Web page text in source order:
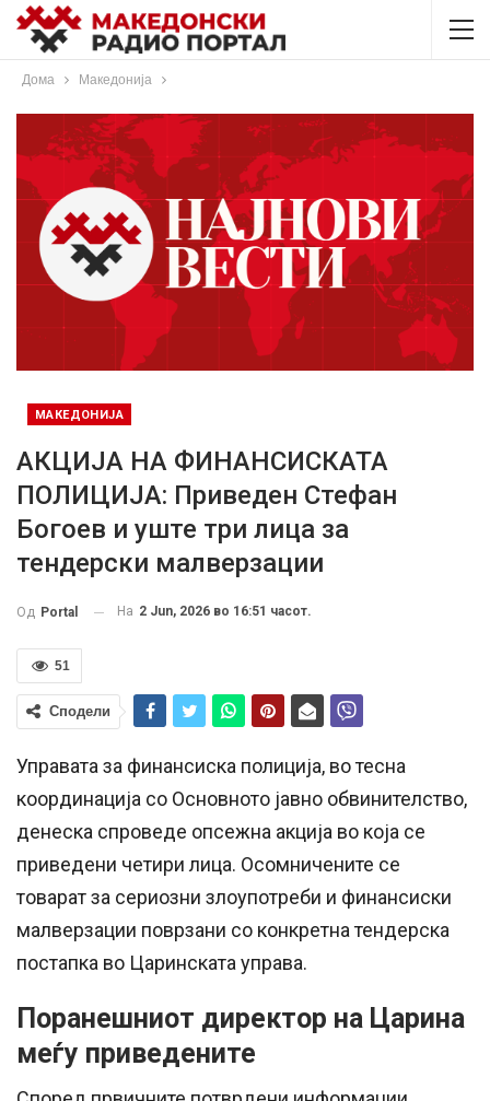
Дома Македонија
МАКЕДОНИЈА
АКЦИЈА НА ФИНАНСИСКАТА
ПОЛИЦИЈА: Приведен Стефан
Богоев и уште три лица за
тендерски малверзации
Од Portal На 2 Jun, 2026 во 16:51 часот.
51
Сподели
Управата за финансиска полиција, во тесна
координација со Основното јавно обвинителство,
денеска спроведе опсежна акција во која се
приведени четири лица. Осомничените се
товарат за сериозни злоупотреби и финансиски
малверзации поврзани со конкретна тендерска
постапка во Царинската управа.
Поранешниот директор на Царина
меѓу приведените